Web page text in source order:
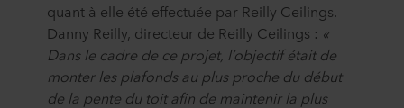
quant à elle été effectuée par Reilly Ceilings.
Danny Reilly, directeur de Reilly Ceilings : «
Dans le cadre de ce projet, l’objectif était de
monter les plafonds au plus proche du début
de la pente du toit afin de maintenir la plus